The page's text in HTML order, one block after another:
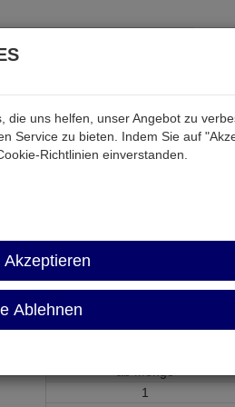
& Video Strom Tab &
FSKKM 0,315A
Print-Sicherung 315mA mitteltr
1
die uns helfen, unser Angebot zu
Service zu bieten. Indem Sie auf
Richtlinien einverstanden.
Akzeptieren
Ablehnen